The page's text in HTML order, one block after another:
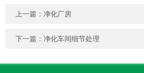
上一篇：净化厂房
下一篇：净化车间细节处理